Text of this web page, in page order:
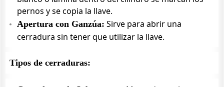
pernos y se copia la llave.
Apertura con Ganzúa: Sirve para abrir una
cerradura sin tener que utilizar la llave.
Tipos de cerraduras: